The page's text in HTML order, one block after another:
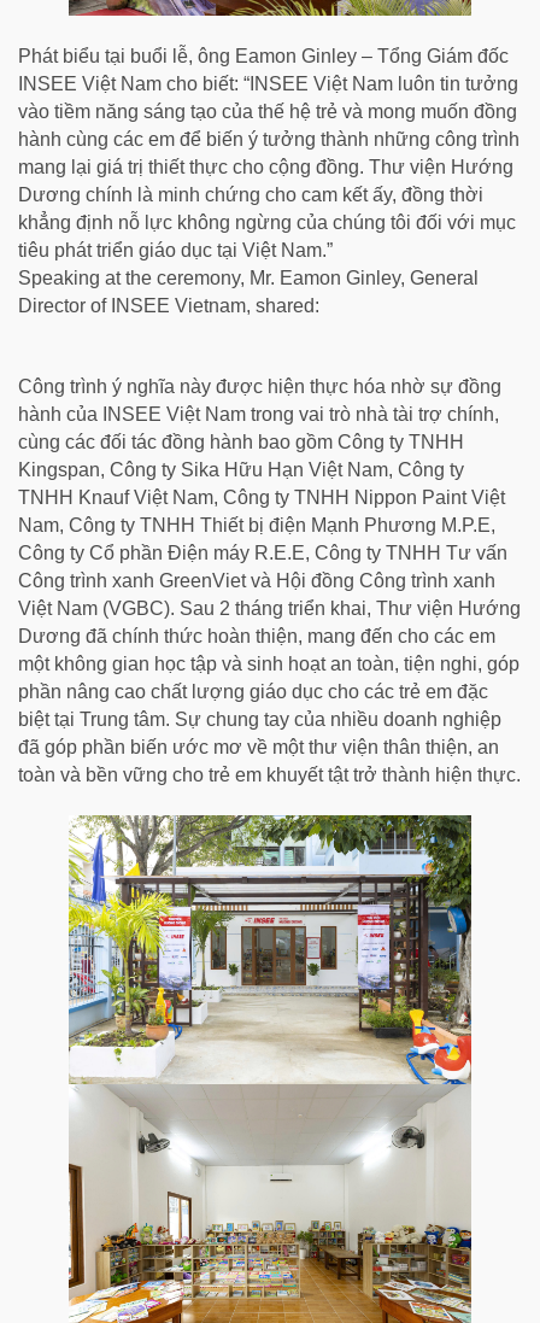
Phát biểu tại buổi lễ, ông Eamon Ginley – Tổng Giám đốc
INSEE Việt Nam cho biết: “INSEE Việt Nam luôn tin tưởng
vào tiềm năng sáng tạo của thế hệ trẻ và mong muốn đồng
hành cùng các em để biến ý tưởng thành những công trình
mang lại giá trị thiết thực cho cộng đồng. Thư viện Hướng
Dương chính là minh chứng cho cam kết ấy, đồng thời
khẳng định nỗ lực không ngừng của chúng tôi đối với mục
tiêu phát triển giáo dục tại Việt Nam.”
Speaking at the ceremony, Mr. Eamon Ginley, General
Director of INSEE Vietnam, shared:
Công trình ý nghĩa này được hiện thực hóa nhờ sự đồng
hành của INSEE Việt Nam trong vai trò nhà tài trợ chính,
cùng các đối tác đồng hành bao gồm Công ty TNHH
Kingspan, Công ty Sika Hữu Hạn Việt Nam, Công ty
TNHH Knauf Việt Nam, Công ty TNHH Nippon Paint Việt
Nam, Công ty TNHH Thiết bị điện Mạnh Phương M.P.E,
Công ty Cổ phần Điện máy R.E.E, Công ty TNHH Tư vấn
Công trình xanh GreenViet và Hội đồng Công trình xanh
Việt Nam (VGBC). Sau 2 tháng triển khai, Thư viện Hướng
Dương đã chính thức hoàn thiện, mang đến cho các em
một không gian học tập và sinh hoạt an toàn, tiện nghi, góp
phần nâng cao chất lượng giáo dục cho các trẻ em đặc
biệt tại Trung tâm. Sự chung tay của nhiều doanh nghiệp
đã góp phần biến ước mơ về một thư viện thân thiện, an
toàn và bền vững cho trẻ em khuyết tật trở thành hiện thực.